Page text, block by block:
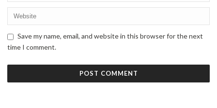
Save my name, email, and website in this browser for the next
time I comment.